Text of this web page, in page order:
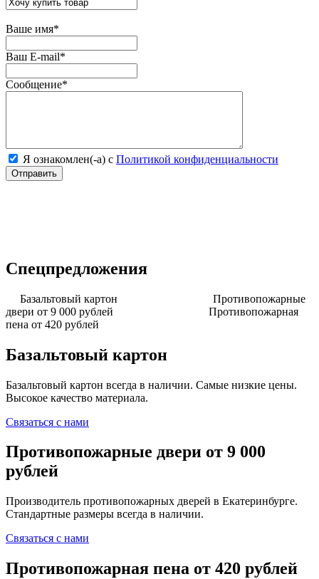
Ваше имя*
Ваш E-mail*
Сообщение*
Я ознакомлен(-а) с Политикой конфиденциальности
Спецпредложения
Базальтовый картон
Противопожарные
двери от 9 000 рублей
Противопожарная
пена от 420 рублей
Базальтовый картон
Базальтовый картон всегда в наличии. Самые низкие цены.
Высокое качество материала.
Связаться с нами
Противопожарные двери от 9 000
рублей
Производитель противопожарных дверей в Екатеринбурге.
Стандартные размеры всегда в наличии.
Связаться с нами
Противопожарная пена от 420 рублей